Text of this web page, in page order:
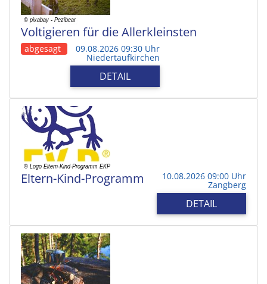
Voltigieren für die Allerkleinsten
abgesagt 09.08.2026 09:30 Uhr
Niedertaufkirchen
DETAIL
Eltern-Kind-Programm 10.08.2026 09:00 Uhr
Zangberg
DETAIL